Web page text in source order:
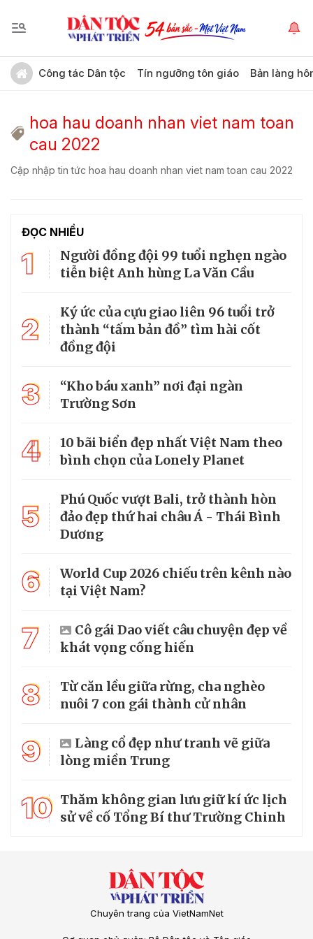
Công tác Dân tộc Tín ngưỡng tôn giáo Bản làng
hoa hau doanh nhan viet nam toan
cau 2022
Cập nhập tin tức hoa hau doanh nhan viet nam toan cau 2022
ĐỌC NHIỀU
1
Người đồng đội 99 tuổi nghẹn ngào
tiễn biệt Anh hùng La Văn Cầu
2
Ký ức của cựu giao liên 96 tuổi trở
thành “tấm bản đồ” tìm hài cốt
đồng đội
3
“Kho báu xanh” nơi đại ngàn
Trường Sơn
4
10 bãi biển đẹp nhất Việt Nam theo
bình chọn của Lonely Planet
5
Phú Quốc vượt Bali, trở thành hòn
đảo đẹp thứ hai châu Á - Thái Bình
Dương
6
World Cup 2026 chiếu trên kênh nào
tại Việt Nam?
7
Cô gái Dao viết câu chuyện đẹp về
khát vọng cống hiến
8
Từ căn lều giữa rừng, cha nghèo
nuôi 7 con gái thành cử nhân
9
Làng cổ đẹp như tranh vẽ giữa
lòng miền Trung
10 Thăm không gian lưu giữ kí ức lịch
sử về cố Tổng Bí thư Trường Chinh
Chuyên trang của VietNamNet